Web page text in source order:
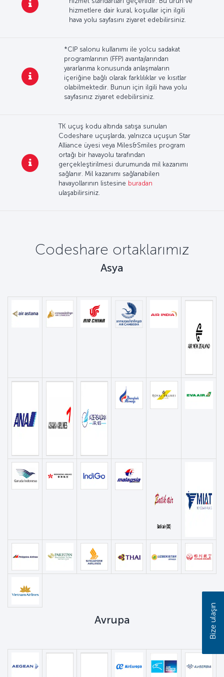
hizmetlere dair kural, koşullar için ilgili
hava yolu sayfasını ziyaret edebilirsiniz.
*CIP salonu kullanımı ile yolcu sadakat
programlarının (FFP) avantajlarından
yararlanma konusunda anlaşmaların
içeriğine bağlı olarak farklılıklar ve kısıtlar
olabilmektedir. Bunun için ilgili hava yolu
sayfasınız ziyaret edebilirsiniz.
TK uçuş kodu altında satışa sunulan
Codeshare uçuşlarda, yalnızca uçuşun Star
Alliance üyesi veya Miles&Smiles program
ortağı bir havayolu tarafından
gerçekleştirilmesi durumunda mil kazanımı
sağlanır. Mil kazanımı sağlanabilen
havayollarının listesine buradan
ulaşabilirsiniz.
Codeshare ortaklarımız
Asya
Avrupa Bize ulaşın